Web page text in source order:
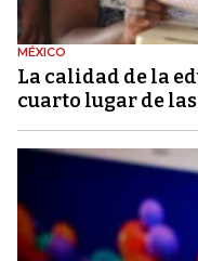
MÉXICO
La calidad de la
cuarto lugar de